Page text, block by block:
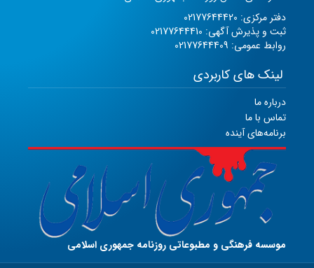
دفتر مرکزی: 02177644420
ثبت و پذیرش آگهی: 02177644410
روابط عمومی: 02177644409
لینک های کاربردی
درباره ما
تماس با ما
برنامه‌های آینده
موسسه فرهنگی و مطبوعاتی روزنامه جمهوری اسلامی